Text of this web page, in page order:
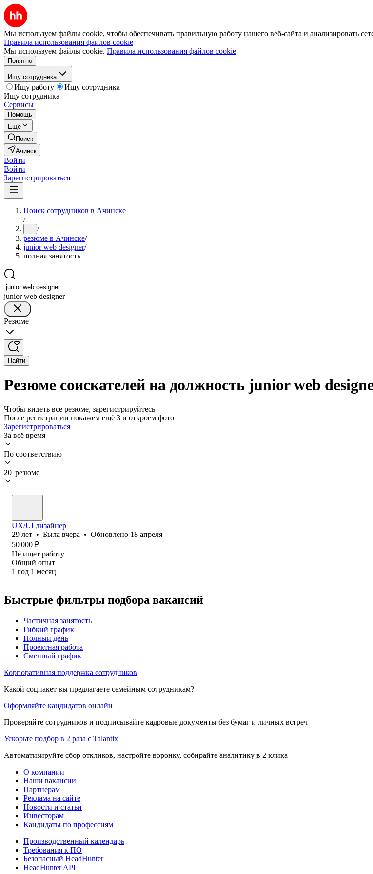
Мы используем файлы cookie, чтобы обеспечивать правильную работу нашего веб-сайта и анализировать
Правила использования файлов cookie
Мы используем файлы cookie. Правила использования файлов cookie
Понятно
Ищу сотрудника
Ищу работу
Ищу сотрудника
Ищу сотрудника
Сервисы
Помощь
Ещё
Поиск
Ачинск
Войти
Войти
Зарегистрироваться
Поиск сотрудников в Ачинске
/
... /
резюме в Ачинске/
junior web designer/
полная занятость
junior web designer
Резюме
Найти
Резюме соискателей на должность junior web
Чтобы видеть все резюме, зарегистрируйтесь
После регистрации покажем ещё 3 и откроем фото
Зарегистрироваться
За всё время
По соответствию
20 резюме
UX/UI дизайнер
29 лет • Была вчера • Обновлено 18 апреля
50 000 ₽
Не ищет работу
Общий опыт
1 год 1 месяц
Быстрые фильтры подбора вакансий
Частичная занятость
Гибкий график
Полный день
Проектная работа
Сменный график
Корпоративная поддержка сотрудников
Какой соцпакет вы предлагаете семейным сотрудникам?
Оформляйте кандидатов онлайн
Проверяйте сотрудников и подписывайте кадровые документы без бумаг и личных встреч
Ускорьте подбор в 2 раза с Talantix
Автоматизируйте сбор откликов, настройте воронку, собирайте аналитику в 2 клика
О компании
Наши вакансии
Партнерам
Реклама на сайте
Новости и статьи
Инвесторам
Кандидаты по профессиям
Производственный календарь
Требования к ПО
Безопасный HeadHunter
HeadHunter API